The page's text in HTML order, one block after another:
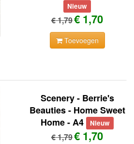
Nieuw
€ 1,79€ 1,70
Toevoegen
Scenery - Berrie's
Beauties - Home Sweet
Home - A4
Nieuw
€ 1,79€ 1,70